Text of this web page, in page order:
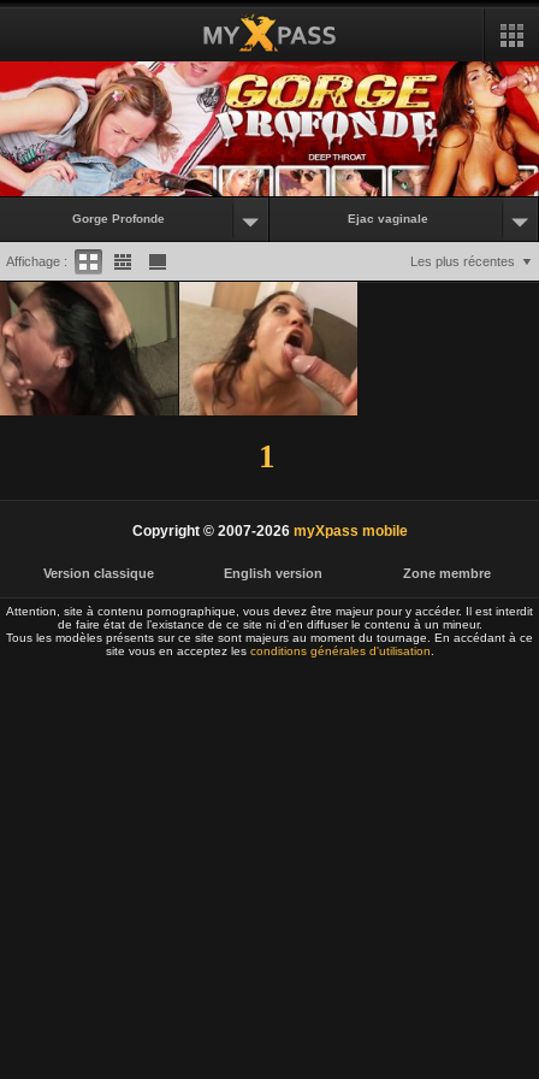
Gorge Profonde Ejac vaginale
Les plus récentes
Affichage :
1
Copyright © 2007-2026 myXpass mobile
Version classique English version Zone membre
Attention, site à contenu pornographique, vous devez être majeur pour y accéder. Il est interdit
de faire état de l’existance de ce site ni d’en diffuser le contenu à un mineur.
Tous les modèles présents sur ce site sont majeurs au moment du tournage. En accédant à ce
site vous en acceptez les conditions générales d'utilisation